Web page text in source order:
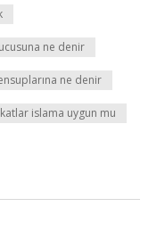
ne denir
ne denir
islama uygun mu